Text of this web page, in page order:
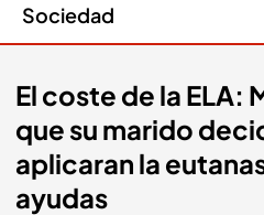
Sociedad
El coste de la ELA:
que su marido
aplicaran la
ayudas